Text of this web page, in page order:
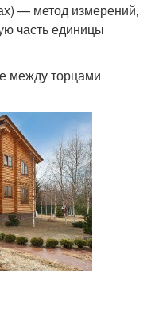
— метод измерений,
часть единицы
между торцами